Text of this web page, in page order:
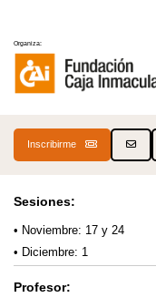
Organiza:
Inscribirme
Sesiones:
Noviembre: 17 y 24
Diciembre: 1
Profesor: